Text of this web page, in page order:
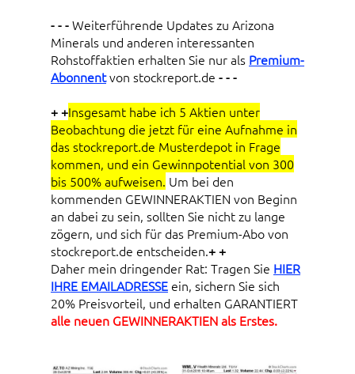
- - -Weiterführende Updates zu Arizona
Minerals und anderen interessanten
Rohstoffaktien erhalten Sie nur als Premium-
Abonnentvon stockreport.de - - -
+ +Insgesamt habe ich 5 Aktien unter
Beobachtung die jetzt für eine Aufnahme in
das stockreport.de Musterdepot in Frage
kommen, und ein Gewinnpotential von 300
bis 500% aufweisen. Um bei den
kommenden GEWINNERAKTIEN von Beginn
an dabei zu sein, sollten Sie nicht zu lange
zögern, und sich für das Premium-Abo von
stockreport.de entscheiden.+ +
Daher mein dringender Rat: Tragen Sie HIER
IHRE EMAILADRESSE ein, sichern Sie sich
20% Preisvorteil, und erhalten GARANTIERT
alle neuen GEWINNERAKTIEN als Erstes.